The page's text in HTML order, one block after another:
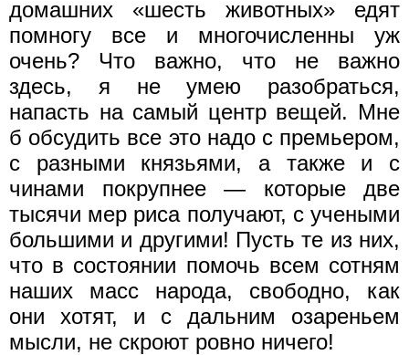
домашних «шесть животных» едят
помногу все и многочисленны уж
очень? Что важно, что не важно
здесь, я не умею разобраться,
напасть на самый центр вещей. Мне
б обсудить все это надо с премьером,
с разными князьями, а также и с
чинами покрупнее — которые две
тысячи мер риса получают, с учеными
большими и другими! Пусть те из них,
что в состоянии помочь всем сотням
наших масс народа, свободно, как
они хотят, и с дальним озареньем
мысли, не скроют ровно ничего!